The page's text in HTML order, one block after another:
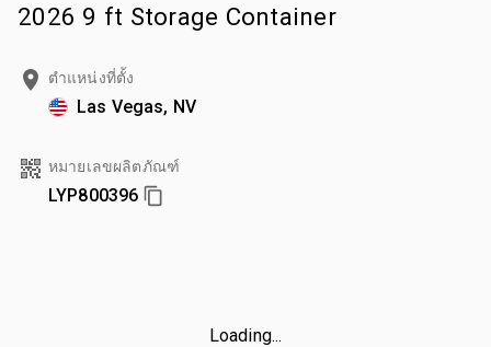
2026 9 ft Storage Container
ตำแหน่งที่ตั้ง
Las Vegas, NV
หมายเลขผลิตภัณฑ์
LYP800396
Loading...